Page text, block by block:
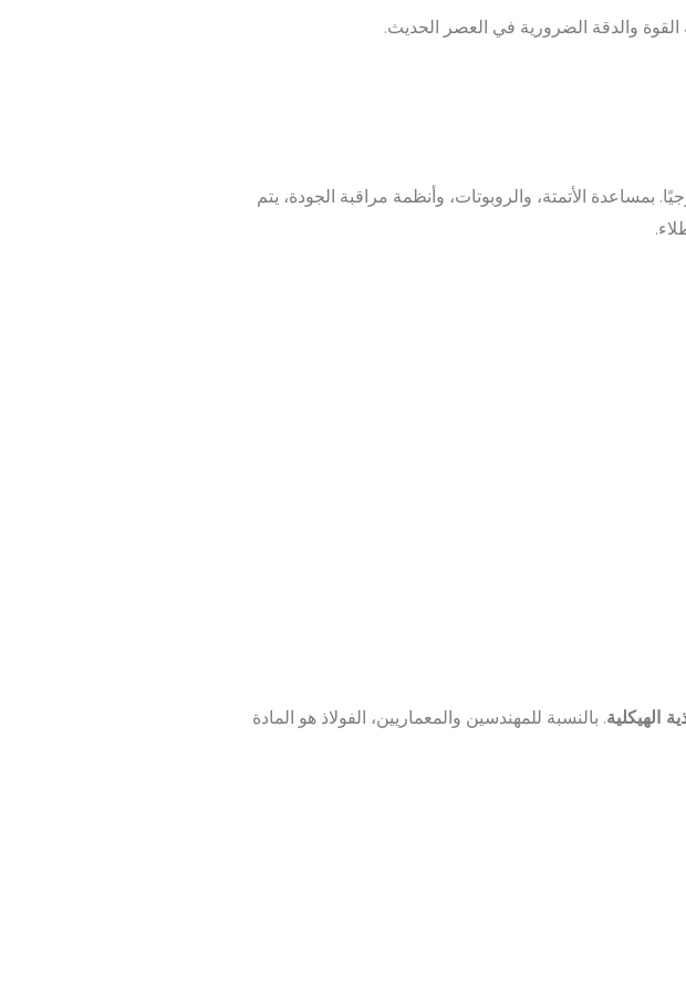
القوة والدقة الضرورية في العصر الحديث.
بمساعدة الأتمتة، والروبوتات، وأنظمة مراقبة الجودة، يتم
الهيكلية. بالنسبة للمهندسين والمعماريين، الفولاذ هو المادة